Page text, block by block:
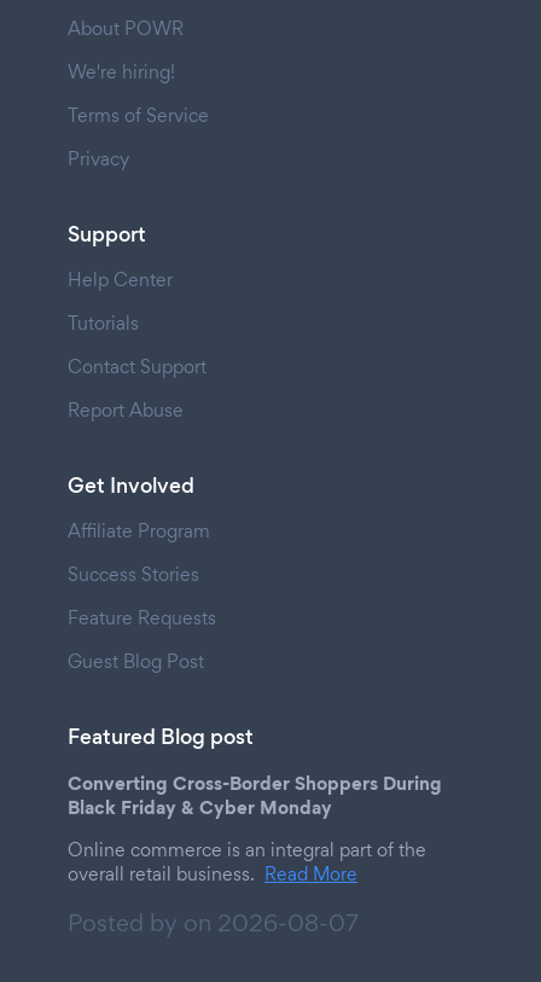
About POWR
We're hiring!
Terms of Service
Privacy
Support
Help Center
Tutorials
Contact Support
Report Abuse
Get Involved
Affiliate Program
Success Stories
Feature Requests
Guest Blog Post
Featured Blog post
Converting Cross-Border Shoppers During
Black Friday & Cyber Monday
Online commerce is an integral part of the
overall retail business. Read More
Posted by on 2026-08-07